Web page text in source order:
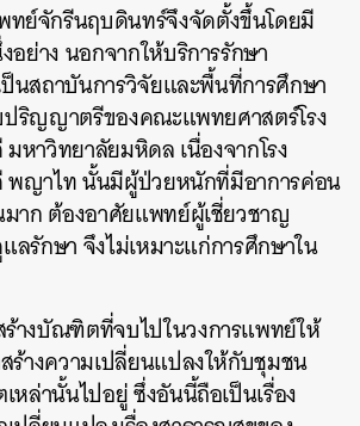
ทย์จักรีนฤบดินทร์จึงจัดตั้งขึ้นโดยมี
ย่าง นอกจากให้บริการรักษา
นสถาบันการวิจัยและพื้นที่การศึกษา
ปริญญาตรีของคณะแพทยศาสตร์โรง
หาวิทยาลัยมหิดล เนื่องจากโรง
พญาไท นั้นมีผู้ป่วยหนักที่มีอาการค่อน
าก ต้องอาศัยแพทย์ผู้เชี่ยวชาญ
ลรักษา จึงไม่เหมาะแก่การศึกษาใน
ร้างบัณฑิตที่จบไปในวงการแพทย์ให้
ร้างความเปลี่ยนแปลงให้กับชุมชน
ล่านั้นไปอยู่ ซึ่งอันนี้ถือเป็นเรื่อง